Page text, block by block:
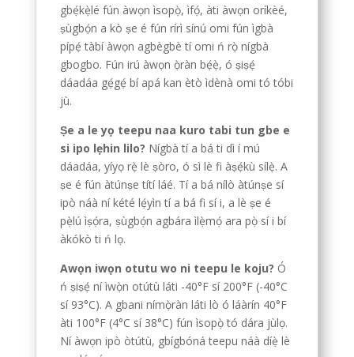
gbẹ́kẹ̀lé fún àwọn ìsopọ̀, ìfọ́, àti àwọn oríkèé,
ṣùgbọ́n a kò ṣe é fún rírì sínú omi fún ìgbà
pípẹ́ tàbí àwọn agbègbè tí omi ń rọ̀ nígbà
gbogbo. Fún irú àwọn ọ̀ràn bẹ́ẹ̀, ó ṣiṣẹ́
dáadáa gẹ́gẹ́ bí apá kan ètò ìdènà omi tó tóbi
jù.
Ṣe a le yọ teepu naa kuro tabi tun gbe e
si ipo lẹhin lilo? Nígbà tí a bá ti dì í mú
dáadáa, yíyọ rẹ̀ lè ṣòro, ó sì lè fi àṣẹ́kù sílẹ̀. A
ṣe é fún àtúnṣe títí láé. Tí a bá nílò àtúnṣe sí
ipò náà ní kété lẹ́yìn tí a bá fi sí i, a lè ṣe é
pẹ̀lú ìṣọ́ra, ṣùgbọ́n agbára ìlẹ̀mọ́ ara pọ̀ sí i bí
àkókò ti ń lọ.
Awọn iwọn otutu wo ni teepu le koju? Ó
ń ṣiṣẹ́ ní ìwọ̀n otútù láti -40°F sí 200°F (-40°C
sí 93°C). A gbani nímọ̀ràn láti lò ó láàrín 40°F
àti 100°F (4°C sí 38°C) fún ìsopọ̀ tó dára jùlọ.
Ní àwọn ipò òtútù, gbígbóná teepu náà díẹ̀ lè